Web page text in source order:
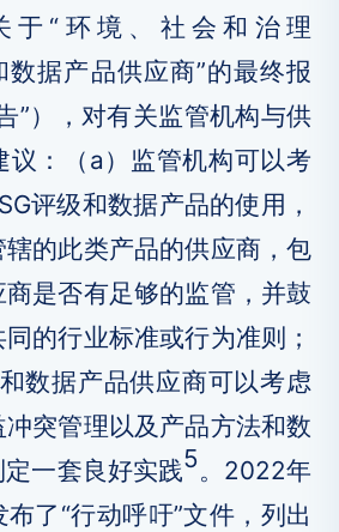
于“环境、社会和治理
数据产品供应商”的最终报
”），对有关监管机构与供
议：（a）监管机构可以考
评级和数据产品的使用，
辖的此类产品的供应商，包
是否有足够的监管，并鼓
的行业标准或行为准则；
和数据产品供应商可以考虑
突管理以及产品方法和数
一套良好实践5。2022年
布了“行动呼吁”文件，列出